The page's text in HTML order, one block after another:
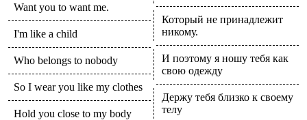
Want you to want me.
I'm like a child
Who belongs to nobody
So I wear you like my clothes
Hold you close to my body
Который не принадлежит
никому.
И поэтому я ношу тебя как
свою одежду
Держу тебя близко к своему
телу